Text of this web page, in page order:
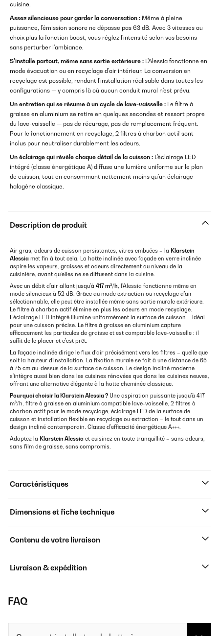
cuisine.
Assez silencieuse pour garder la conversation : Même à pleine
puissance, l'émission sonore ne dépasse pas 63 dB. Avec 3 vitesses au
choix plus la fonction boost, vous réglez l'intensité selon vos besoins
sans perturber l'ambiance.
S'installe partout, même sans sortie extérieure : L'Alessia fonctionne en
mode évacuation ou en recyclage d'air intérieur. La conversion en
recyclage est possible, rendant l'installation réalisable dans toutes les
configurations — y compris là où aucun conduit mural n'est prévu.
Un entretien qui se résume à un cycle de lave-vaisselle : Le filtre à
graisse en aluminium se retire en quelques secondes et ressort propre
du lave-vaisselle — pas de récurage, pas de remplacement fréquent.
Pour le fonctionnement en recyclage, 2 filtres à charbon actif sont
inclus pour neutraliser durablement les odeurs.
Un éclairage qui révèle chaque détail de la cuisson : L'éclairage LED
intégré (classe énergétique A) diffuse une lumière uniforme sur le plan
de cuisson, tout en consommant nettement moins qu'un éclairage
halogène classique.
Description de produit
Air gras, odeurs de cuisson persistantes, vitres embuées – la Klarstein
Alessia met fin à tout cela. La hotte inclinée avec façade en verre inclinée
aspire les vapeurs, graisses et odeurs directement au niveau de la
cuisinière, avant qu’elles ne se diffusent dans la cuisine.
Avec un débit d’air allant jusqu’à 417 m³/h, l’Alessia fonctionne même en
mode silencieux à 52 dB. Grâce au mode extraction ou recyclage d’air
sélectionnable, elle peut être installée même sans sortie murale extérieure.
Le filtre à charbon actif élimine en plus les odeurs en mode recyclage.
L’éclairage LED intégré illumine uniformément la surface de cuisson – idéal
pour une cuisson précise. Le filtre à graisse en aluminium capture
efficacement les particules de graisse et est compatible lave-vaisselle : il
suffit de le placer et c’est prêt.
La façade inclinée dirige le flux d’air précisément vers les filtres – quelle que
soit la hauteur d’installation. La fixation murale se fait à une distance de 65
à 75 cm au-dessus de la surface de cuisson. Le design incliné moderne
s’intègre aussi bien dans les cuisines rénovées que dans les cuisines neuves,
offrant une alternative élégante à la hotte cheminée classique.
Pourquoi choisir la Klarstein Alessia ? Une aspiration puissante jusqu’à 417
m³/h, filtre à graisse en aluminium compatible lave-vaisselle, 2 filtres à
charbon actif pour le mode recyclage, éclairage LED de la surface de
cuisson et installation flexible en recyclage ou extraction – le tout dans un
design incliné contemporain. Classe d’efficacité énergétique A+++.
Adoptez la Klarstein Alessia et cuisinez en toute tranquillité – sans odeurs,
sans film de graisse, sans compromis.
Caractéristiques
Dimensions et fiche technique
Contenu de votre livraison
Livraison & expédition
FAQ